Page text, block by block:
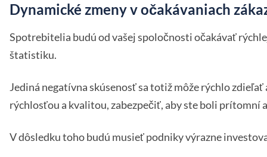
Dynamické zmeny v očakávaniach
Spotrebitelia budú od vašej spoločnosti očakávať
štatistiku.
Jediná negatívna skúsenosť sa totiž môže rýchlo
rýchlosťou a kvalitou, zabezpečiť, aby ste boli prítomní
V dôsledku toho budú musieť podniky výrazne